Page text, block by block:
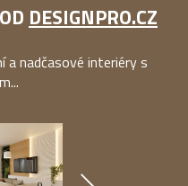
DESIGNPRO.CZ
a nadčasové interiéry s